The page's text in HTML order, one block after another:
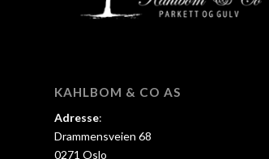
KAHLBOM & CO AS
Adresse:
Drammensveien 68
0271 Oslo